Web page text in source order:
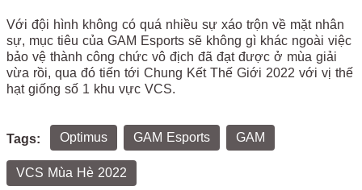
Với đội hình không có quá nhiều sự xáo trộn về mặt nhân
sự, mục tiêu của GAM Esports sẽ không gì khác ngoài việc
bảo vệ thành công chức vô địch đã đạt được ở mùa giải
vừa rồi, qua đó tiến tới Chung Kết Thế Giới 2022 với vị thế
hạt giống số 1 khu vực VCS.
Tags: Optimus GAM Esports GAM
VCS Mùa Hè 2022